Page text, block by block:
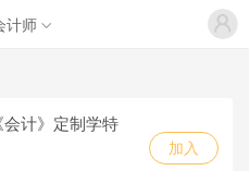
计师
会计》定制学特
加入